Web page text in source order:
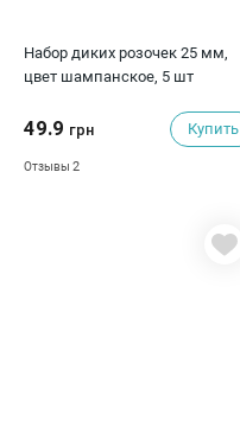
Набор диких розочек 25 мм,
цвет шампанское, 5 шт
49.9 грн Купить
Отзывы 2